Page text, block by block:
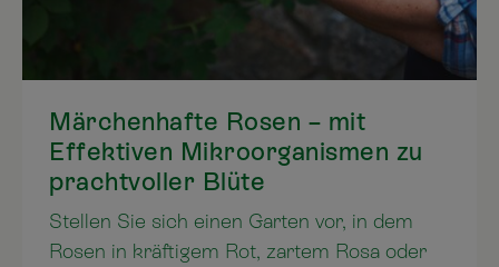
Märchenhafte Rosen – mit
Effektiven Mikroorganismen zu
prachtvoller Blüte
Stellen Sie sich einen Garten vor, in dem
Rosen in kräftigem Rot, zartem Rosa oder